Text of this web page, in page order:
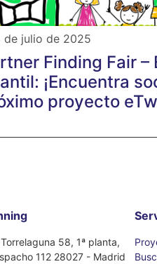
de julio de 2025
Finding Fair –
¡Encuentra
proyecto
58, 1ª planta,
112 28027 - Madrid